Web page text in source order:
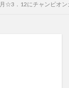
☆3．12にチャンピオ